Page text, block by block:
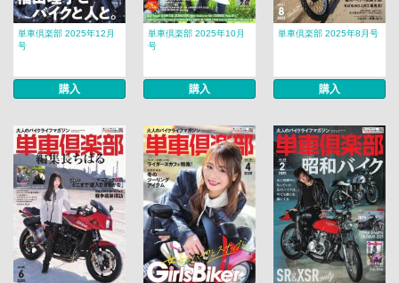
単車倶楽部 2025年12月
号
購入
単車倶楽部 2025年10月
号
購入
単車倶楽部 2025年8月号
購入